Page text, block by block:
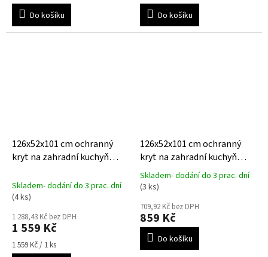
Do košíku Do košíku
126x52x101 cm ochranný
kryt na zahradní kuchyň
Skladem- dodání do 3 prac. dní
(4 ks)
1 288,43 Kč bez DPH
1 559 Kč
Měrná
cena:
1 559 Kč / 1 ks
126x52x101 cm ochranný
kryt na zahradní kuchyň
AquaShield 120 S
Průměrné
hodnocení
produktu
je
5,0
5
Skladem- dodání do 3 prac. dní
(3 ks)
709,92 Kč bez DPH
859 Kč
Do košíku